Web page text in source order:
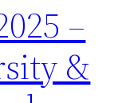
–
&